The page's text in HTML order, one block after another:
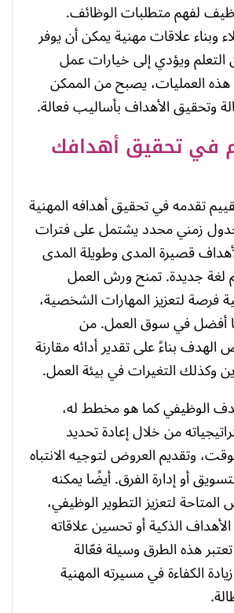
لفهم متطلبات الوظائف.
وبناء علاقات مهنية يمكن أن يوفر
ويؤدي إلى خيارات عمل
العمليات، يصبح من الممكن
وتحقيق الأهداف بأساليب فعالة.
في تحقيق أهدافك
تقدمه في تحقيق أهدافه المهنية
زمني محدد يشتمل على فترات
قصيرة المدى وطويلة المدى
لغة جديدة. تمنح ورش العمل
فرصة لتعزيز المهارات الشخصية،
أفضل في سوق العمل. من
بناءً على تقدير أدائه مقارنة
وكذلك التغيرات في بيئة العمل.
الوظيفي كما هو مخطط له،
من خلال إعادة تحديد
وتقديم العروض لتوجيه الانتباه
أو إدارة الفرق. أيضًا يمكنه
لتعزيز التطوير الوظيفي،
الذكية أو تحسين علاقاته
هذه الطرق وسيلة فعّالة
الكفاءة في مسيرته المهنية